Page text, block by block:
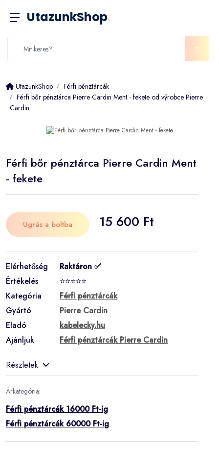
UtazunkShop.
UtazunkShop
Férfi pénztárcák
Férfi bőr pénztárca Pierre Cardin Ment - fekete od výrobce Pierre
Cardin
Férfi bőr pénztárca Pierre Cardin Ment
- fekete
Ugrás a boltba 15 600 Ft
Elérhetőség
Raktáron ✅
Értékelés
⭐⭐⭐⭐⭐
Kategória
Férfi pénztárcák
Gyártó
Pierre Cardin
Eladó
kabelecky.hu
Ajánljuk
Férfi pénztárcák Pierre Cardin
Részletek
Árkategória:
Férfi pénztárcák 16000 Ft-ig
Férfi pénztárcák 60000 Ft-ig